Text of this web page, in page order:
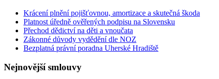
Krácení plnění pojišťovnou, amortizace a skutečná škoda
Platnost úředně ověřených podpisu na Slovensku
Přechod dědictví na děti a vnoučata
Zákonné důvody vydědění dle NOZ
Bezplatná právní poradna Uherské Hradiště
Nejnovějšísmlouvy